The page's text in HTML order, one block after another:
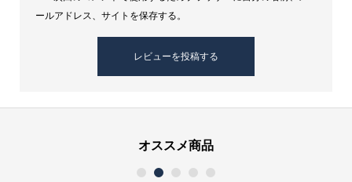
ールアドレス、サイトを保存する。
オススメ商品
2